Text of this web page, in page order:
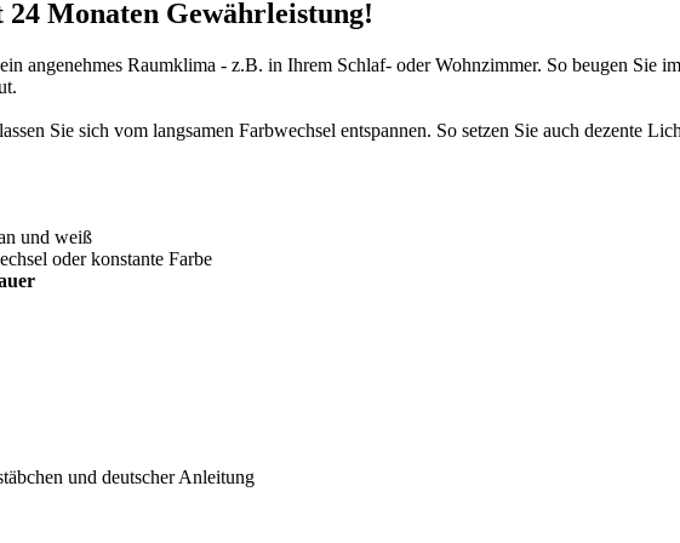
Monaten Gewährleistung!
angenehmes Raumklima - z.B. in Ihrem Schlaf- oder Wohnzimmer. So beugen Sie
Sie sich vom langsamen Farbwechsel entspannen. So setzen Sie auch dezente
und weiß
oder konstante Farbe
und deutscher Anleitung